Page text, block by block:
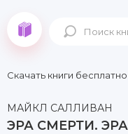
Скачать книги бесплатно
МАЙКЛ САЛЛИВАН
ЭРА СМЕРТИ.